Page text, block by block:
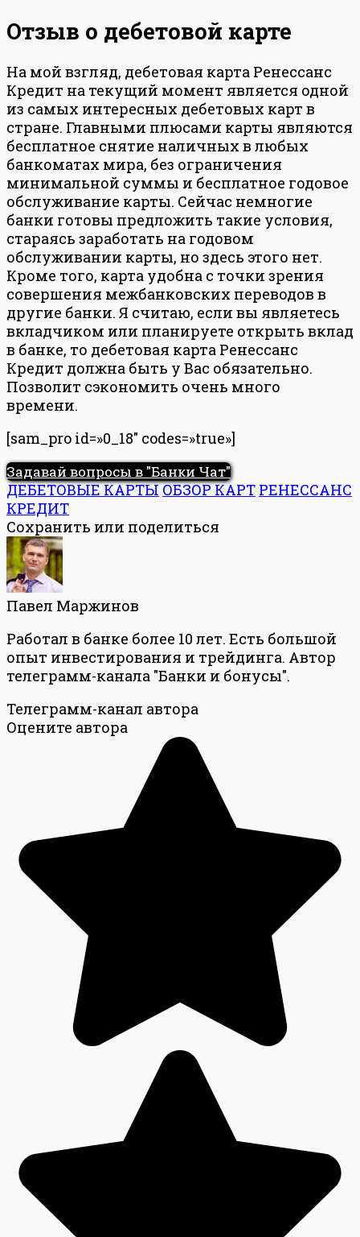
Отзыв о дебетовой карте
На мой взгляд, дебетовая карта Ренессанс
Кредит на текущий момент является одной
из самых интересных дебетовых карт в
стране. Главными плюсами карты являются
бесплатное снятие наличных в любых
банкоматах мира, без ограничения
минимальной суммы и бесплатное годовое
обслуживание карты. Сейчас немногие
банки готовы предложить такие условия,
стараясь заработать на годовом
обслуживании карты, но здесь этого нет.
Кроме того, карта удобна с точки зрения
совершения межбанковских переводов в
другие банки. Я считаю, если вы являетесь
вкладчиком или планируете открыть вклад
в банке, то дебетовая карта Ренессанс
Кредит должна быть у Вас обязательно.
Позволит сэкономить очень много
времени.
[sam_pro id=»0_18″ codes=»true»]
Задавай вопросы в "Банки Чат"
ДЕБЕТОВЫЕ КАРТЫОБЗОР КАРТ РЕНЕССАНС
КРЕДИТ
Сохранить или поделиться
Павел Маржинов
Работал в банке более 10 лет. Есть большой
опыт инвестирования и трейдинга. Автор
телеграмм-канала "Банки и бонусы".
Телеграмм-канал автора
Оцените автора